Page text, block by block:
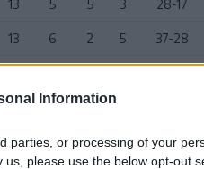
Information
parties, or processing of your
please use the below opt-out
13 5 5 3 28-17
13 6 2 5 37-28
13 5 3
13 5 1 7 33-24